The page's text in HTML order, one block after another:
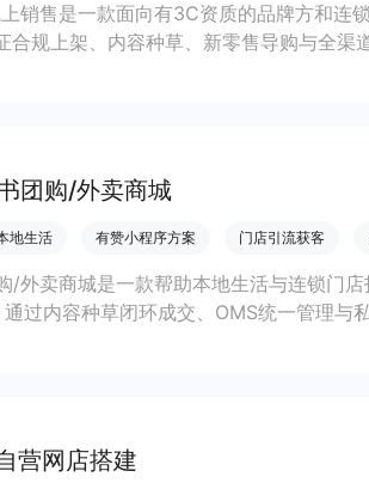
销售是一款面向有3C资质的品牌方和连
合规上架、内容种草、新零售导购与全渠
团购/外卖商城
地生活 有赞小程序方案 门店引流获客
/外卖商城是一款帮助本地生活与连锁门
过内容种草闭环成交、OMS统一管理与
营网店搭建